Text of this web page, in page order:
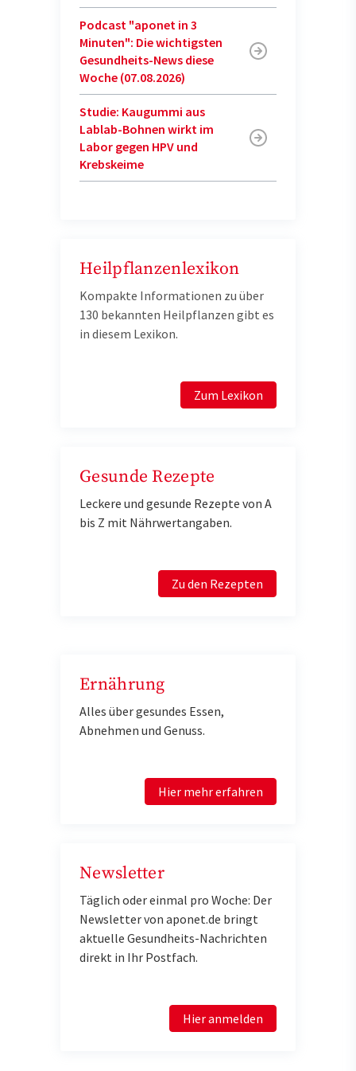
Podcast "aponet in 3
Minuten": Die wichtigsten
Gesundheits-News diese
Woche (07.08.2026)
Studie: Kaugummi aus
Lablab-Bohnen wirkt im
Labor gegen HPV und
Krebskeime
Heilpflanzenlexikon
Kompakte Informationen zu über
130 bekannten Heilpflanzen gibt es
in diesem Lexikon.
Zum Lexikon
Gesunde Rezepte
Leckere und gesunde Rezepte von A
bis Z mit Nährwertangaben.
Zu den Rezepten
Ernährung
Alles über gesundes Essen,
Abnehmen und Genuss.
Hier mehr erfahren
Newsletter
Täglich oder einmal pro Woche: Der
Newsletter von aponet.de bringt
aktuelle Gesundheits-Nachrichten
direkt in Ihr Postfach.
Hier anmelden